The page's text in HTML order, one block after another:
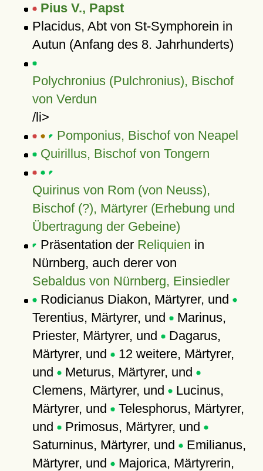
Pius V., Papst
Placidus, Abt von St-Symphorein in
Autun (Anfang des 8. Jahrhunderts)
Polychronius (Pulchronius), Bischof
von Verdun
/li>
Pomponius, Bischof von Neapel
Quirillus, Bischof von Tongern
Quirinus von Rom (von Neuss),
Bischof (?), Märtyrer (Erhebung und
Übertragung der Gebeine)
Präsentation der Reliquien in
Nürnberg, auch derer von
Sebaldus von Nürnberg, Einsiedler
Rodicianus Diakon, Märtyrer, und
Terentius, Märtyrer, und Marinus,
Priester, Märtyrer, und Dagarus,
Märtyrer, und 12 weitere, Märtyrer,
und Meturus, Märtyrer, und
Clemens, Märtyrer, und Lucinus,
Märtyrer, und Telesphorus, Märtyrer,
und Primosus, Märtyrer, und
Saturninus, Märtyrer, und Emilianus,
Märtyrer, und Majorica, Märtyrerin,